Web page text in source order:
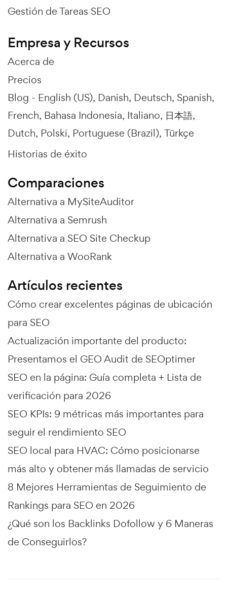
Gestión de Tareas SEO
Empresa y Recursos
Acerca de
Precios
Blog - English (US) Danish Deutsch Spanish
French Bahasa Indonesia Italiano 日本語
Dutch Polski Portuguese (Brazil) Türkçe
Historias de éxito
Comparaciones
Alternativa a MySiteAuditor
Alternativa a Semrush
Alternativa a SEO Site Checkup
Alternativa a WooRank
Artículos recientes
Cómo crear excelentes páginas de ubicación
para SEO
Actualización importante del producto:
Presentamos el GEO Audit de SEOptimer
SEO en la página: Guía completa + Lista de
verificación para 2026
SEO KPIs: 9 métricas más importantes para
seguir el rendimiento SEO
SEO local para HVAC: Cómo posicionarse
más alto y obtener más llamadas de servicio
8 Mejores Herramientas de Seguimiento de
Rankings para SEO en 2026
¿Qué son los Backlinks Dofollow y 6 Maneras
de Conseguirlos?